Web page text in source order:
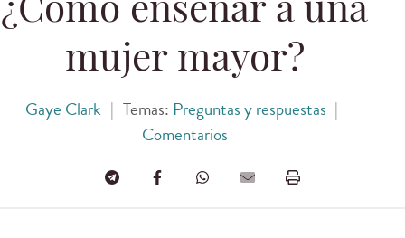
¿Cómo enseñar a una
mujer mayor?
Gaye Clark | Temas: Preguntas y respuestas |
Comentarios